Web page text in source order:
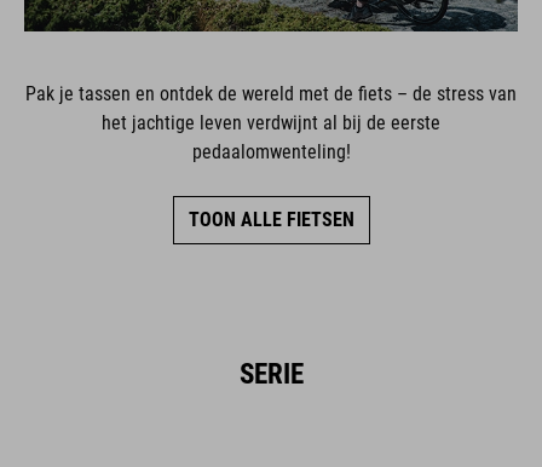
Pak je tassen en ontdek de wereld met de fiets – de stress van
het jachtige leven verdwijnt al bij de eerste
pedaalomwenteling!
TOON ALLE FIETSEN
SERIE